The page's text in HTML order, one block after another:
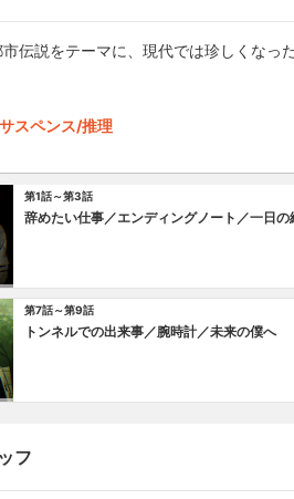
伝説をテーマに、現代では珍しくなっ
スペンス/推理
第1話～第3話
辞めたい仕事／エンディングノート／一日の
第7話～第9話
トンネルでの出来事／腕時計／未来の僕へ
フ